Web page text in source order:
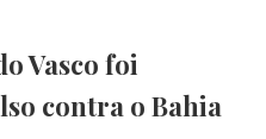
Vasco foi
contra o Bahia